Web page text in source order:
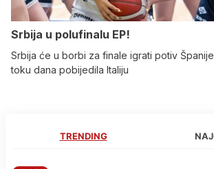
Srbija u polufinalu EP!
Srbija će u borbi za finale igrati potiv
toku dana pobijedila Italiju
TRENDING